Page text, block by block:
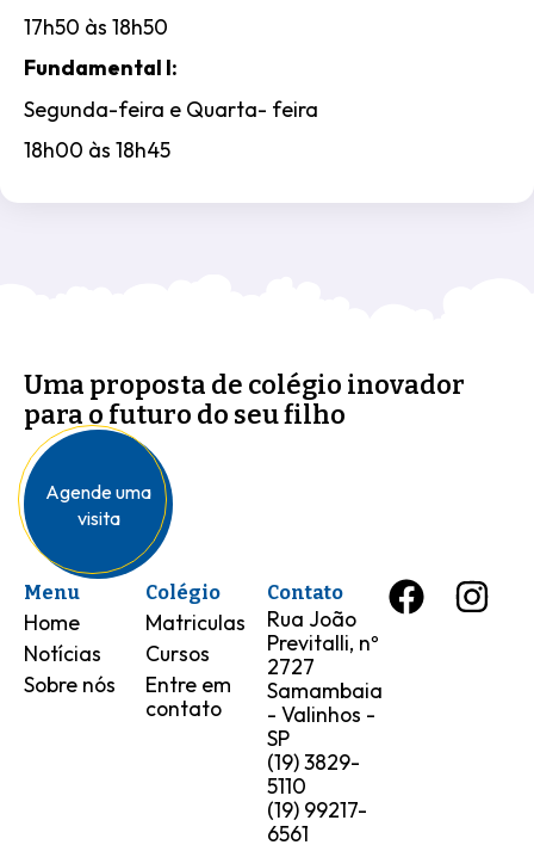
17h50 às 18h50
Fundamental I:
Segunda-feira e Quarta- feira
18h00 às 18h45
Uma proposta de colégio inovador
para o futuro do seu filho
Agende uma
visita
Menu
Home
Notícias
Sobre nós
Colégio
Matriculas
Cursos
Entre em
contato
Contato
Rua João
Previtalli, nº
2727
Samambaia
- Valinhos -
SP
(19) 3829-
5110
(19) 99217-
6561